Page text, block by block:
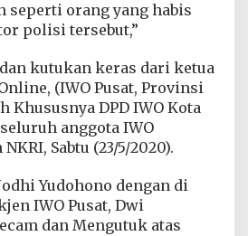
F
i
n
a
T
e
r
a
d
a
p
seperti orang yang habis
polisi tersebut,”
kutukan keras dari ketua
(IWO Pusat, Provinsi
Khususnya DPD IWO Kota
anggota IWO
Sabtu (23/5/2020).
Yudohono dengan di
IWO Pusat, Dwi
dan Mengutuk atas